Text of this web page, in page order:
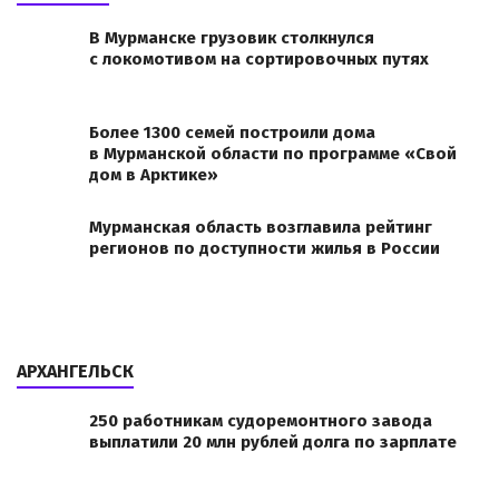
В Мурманске грузовик столкнулся
с локомотивом на сортировочных путях
Более 1300 семей построили дома
в Мурманской области по программе «Свой
дом в Арктике»
Мурманская область возглавила рейтинг
регионов по доступности жилья в России
АРХАНГЕЛЬСК
250 работникам судоремонтного завода
выплатили 20 млн рублей долга по зарплате